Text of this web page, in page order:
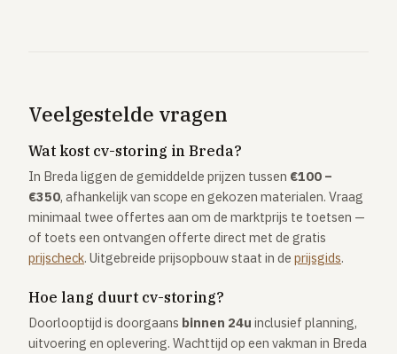
Veelgestelde vragen
Wat kost cv-storing in Breda?
In Breda liggen de gemiddelde prijzen tussen €100 –
€350, afhankelijk van scope en gekozen materialen. Vraag
minimaal twee offertes aan om de marktprijs te toetsen —
of toets een ontvangen offerte direct met de gratis
prijscheck. Uitgebreide prijsopbouw staat in de prijsgids.
Hoe lang duurt cv-storing?
Doorlooptijd is doorgaans binnen 24u inclusief planning,
uitvoering en oplevering. Wachttijd op een vakman in Breda